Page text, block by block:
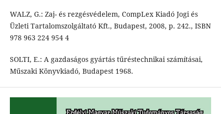
WALZ, G.: Zaj- és rezgésvédelem, CompLex Kiadó Jogi és
Üzleti Tartalomszolgáltató Kft., Budapest, 2008, p. 242., ISBN
978 963 224 954 4
SOLTI, E.: A gazdaságos gyártás tűréstechnikai számításai,
Műszaki Könyvkiadó, Budapest 1968.